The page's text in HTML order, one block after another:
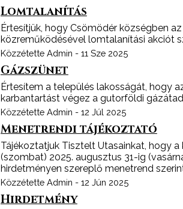
Lomtalanítás
Értesítjük, hogy Csömödér községben
közreműködésével lomtalanítási akciót
Közzétette Admin - 11 Sze 2025
Gázszünet
Értesítem a település lakosságát, hogy
karbantartást végez a gutorföldi
Közzétette Admin - 12 Júl 2025
Menetrendi tájékoztató
Tájékoztatjuk Tisztelt Utasainkat, hogy
(szombat) 2025. augusztus 31-ig
hirdetményen szereplő menetrend
Közzétette Admin - 12 Jún 2025
Hirdetmény